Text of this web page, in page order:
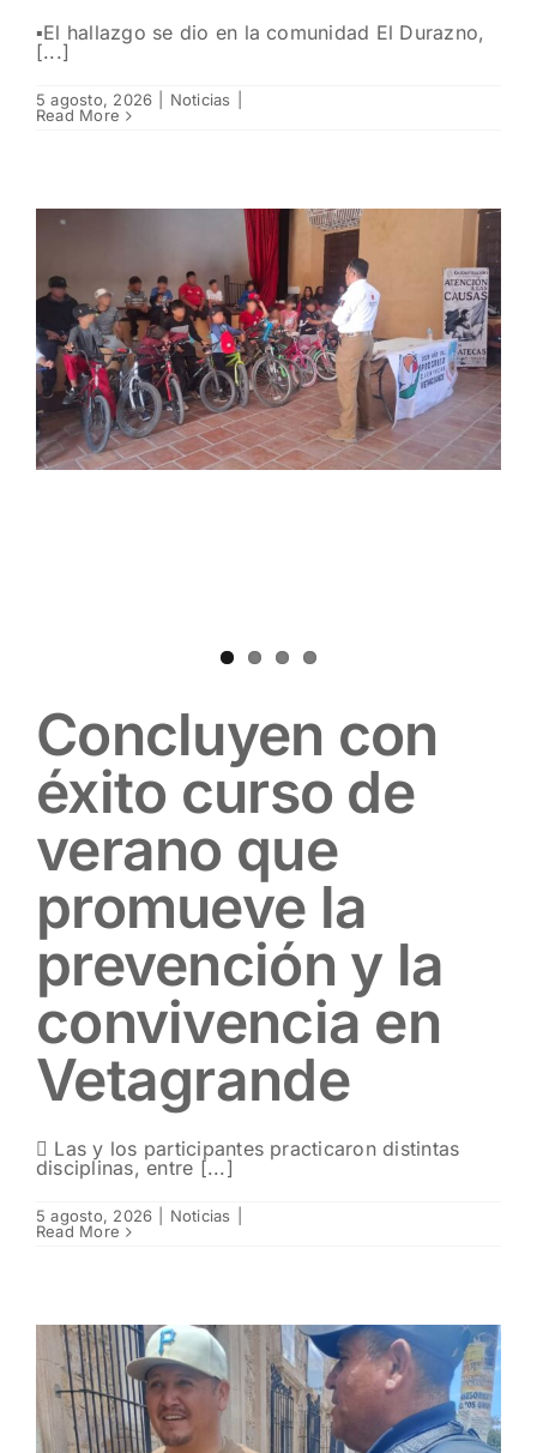
▪️El hallazgo se dio en la comunidad El Durazno,
[...]
5 agosto, 2026 Noticias
Read More
Concluyen con
éxito curso de
verano que
promueve la
prevención y la
convivencia en
Vetagrande
 Las y los participantes practicaron distintas
disciplinas, entre [...]
5 agosto, 2026 Noticias
Read More